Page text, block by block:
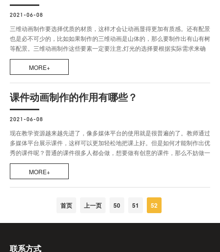
2021-06-08
三维动画制作要选择优质的材质，这样才会让动画显得更加有质感。还有配景
也是必不可少的，比如如果制作的三维动画是山体的，那么要制作出有山有树
等配景。三维动画制作这些要素一定要注意,灯光的选择要根据实际需求来确
定。包括灯光的强度、色彩、衰减、阴影等效果一定要设置好。
MORE+
课件动画制作的作用有哪些？
2021-06-08
现在教学资源越来越先进了，像多媒体平台的使用就是很普遍的了。教师通过
多媒体平台展示课件，这样可以更加轻松地把课上好。但是如何才能制作出优
秀的课件呢？普通的课件很多人都会做，想要做有创意的课件，那么不妨做一
下试试课件动画制作，作用是非常大的。
MORE+
首页 上一页 50 51 52
联系方式